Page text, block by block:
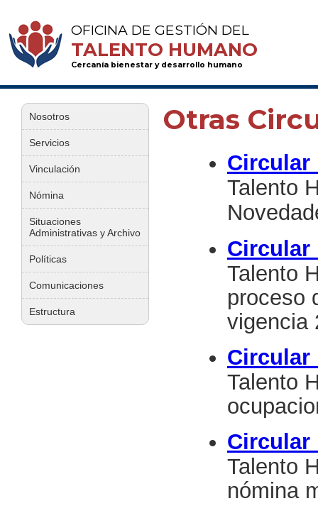
OFICINA DE GESTIÓN DEL
TALENTO HUMANO
Cercanía bienestar y desarrollo humano
Nosotros
Servicios
Vinculación
Nómina
Situaciones
Administrativas y Archivo
Políticas
Comunicaciones
Estructura
Otras
Circular
Talento
Circular
Talento
proceso
vigencia
Circular
Talento
Circular
Talento
nómina